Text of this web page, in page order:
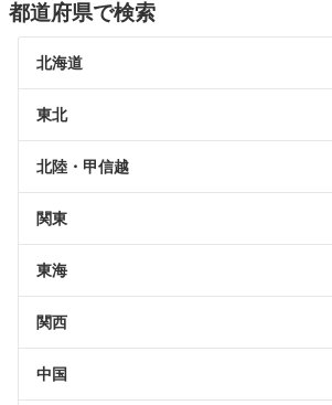
都道府県で検索
北海道
東北
北陸・甲信越
関東
東海
関西
中国